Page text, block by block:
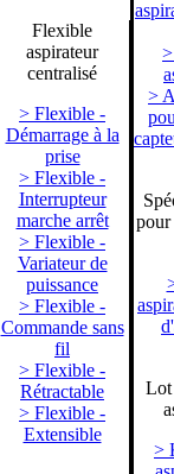
Flexible
aspirateur
centralisé
> Flexible -
Démarrage à la
prise
> Flexible -
Interrupteur
marche arrêt
> Flexible -
Variateur de
puissance
> Flexible -
Commande sans
fil
> Flexible -
Rétractable
> Flexible -
Extensible
>
pour
Lot
>